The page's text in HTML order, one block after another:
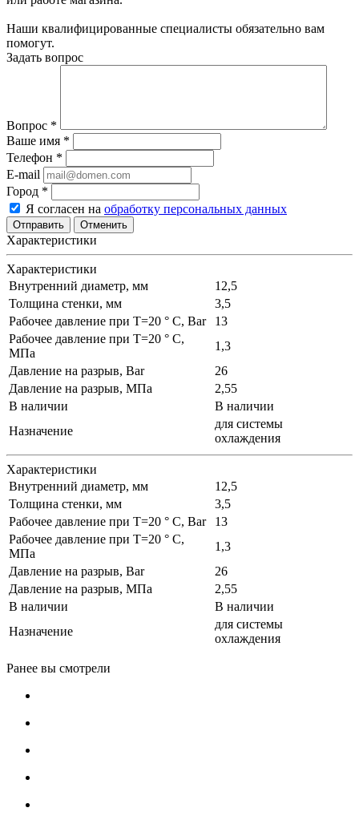
Наши квалифицированные специалисты обязательно вам
помогут.
Задать вопрос
Вопрос *
Ваше имя *
Телефон *
E-mail
Город *
Я согласен на обработку персональных данных
Отменить
Характеристики
Характеристики
Внутренний диаметр, мм
12,5
Толщина стенки, мм
3,5
Рабочее давление при T=20 ° С, Bar
13
Рабочее давление при T=20 ° С,
МПа
1,3
Давление на разрыв, Bar
26
Давление на разрыв, МПа
2,55
В наличии
В наличии
Назначение
для системы
охлаждения
Характеристики
Внутренний диаметр, мм
12,5
Толщина стенки, мм
3,5
Рабочее давление при T=20 ° С, Bar
13
Рабочее давление при T=20 ° С,
МПа
1,3
Давление на разрыв, Bar
26
Давление на разрыв, МПа
2,55
В наличии
В наличии
Назначение
для системы
охлаждения
Ранее вы смотрели